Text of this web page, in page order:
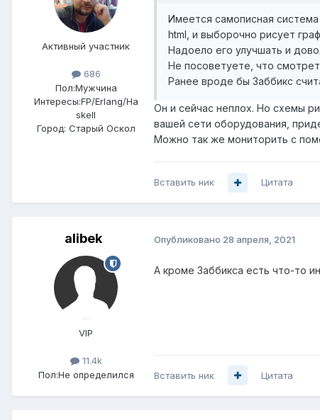
Активный участник
686
Пол:Мужчина
Интересы:FP/Erlang/Ha
skell
Город: Старый Оскол
Имеется самописная
html, и выборочно рисует
Надоело его улучшать и
Не посоветуете, что
Ранее вроде бы Заббикс
Он и сейчас неплох. Но схемы
вашей сети оборудования,
Можно так же мониторить с
Вставить ник Цитата
alibek
VIP
11.4k
Пол:Не определился
Опубликовано 28 апреля, 2021
А кроме Заббикса есть что-то
Вставить ник Цитата